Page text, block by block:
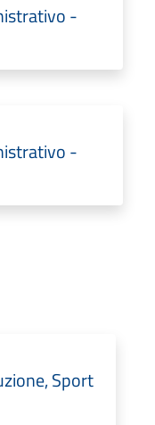
-
-
Sport